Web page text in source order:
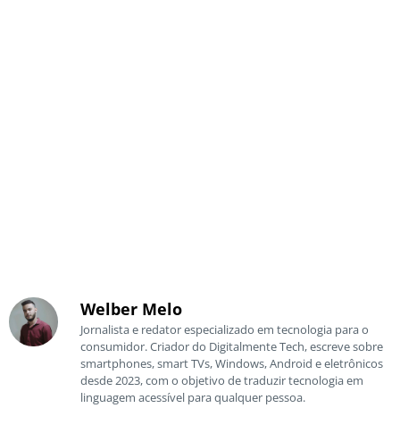
Welber Melo
Jornalista e redator especializado em tecnologia para o
consumidor. Criador do Digitalmente Tech, escreve sobre
smartphones, smart TVs, Windows, Android e eletrônicos
desde 2023, com o objetivo de traduzir tecnologia em
linguagem acessível para qualquer pessoa.